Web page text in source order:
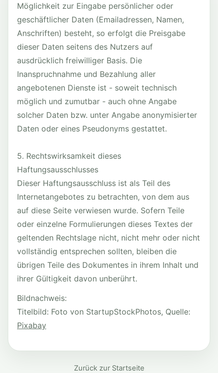
Möglichkeit zur Eingabe persönlicher oder
geschäftlicher Daten (Emailadressen, Namen,
Anschriften) besteht, so erfolgt die Preisgabe
dieser Daten seitens des Nutzers auf
ausdrücklich freiwilliger Basis. Die
Inanspruchnahme und Bezahlung aller
angebotenen Dienste ist - soweit technisch
möglich und zumutbar - auch ohne Angabe
solcher Daten bzw. unter Angabe anonymisierter
Daten oder eines Pseudonyms gestattet.
5. Rechtswirksamkeit dieses
Haftungsausschlusses
Dieser Haftungsausschluss ist als Teil des
Internetangebotes zu betrachten, von dem aus
auf diese Seite verwiesen wurde. Sofern Teile
oder einzelne Formulierungen dieses Textes der
geltenden Rechtslage nicht, nicht mehr oder nicht
vollständig entsprechen sollten, bleiben die
übrigen Teile des Dokumentes in ihrem Inhalt und
ihrer Gültigkeit davon unberührt.
Bildnachweis:
Titelbild: Foto von StartupStockPhotos, Quelle:
Pixabay
Zurück zur Startseite